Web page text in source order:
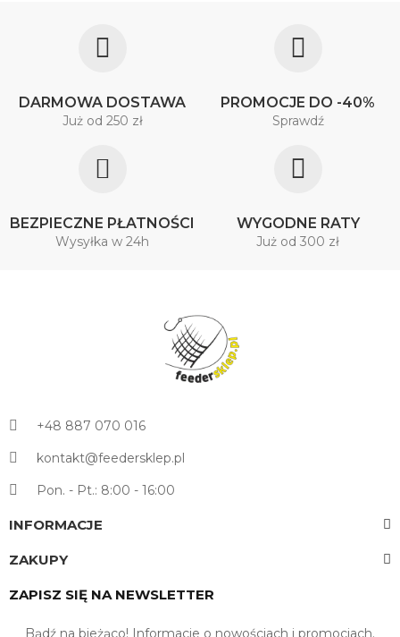
DARMOWA DOSTAWA
Już od 250 zł
PROMOCJE DO -40%
Sprawdź
BEZPIECZNE PŁATNOŚCI
Wysyłka w 24h
WYGODNE RATY
Już od 300 zł
+48 887 070 016
kontakt@feedersklep.pl
Pon. - Pt.: 8:00 - 16:00
INFORMACJE
ZAKUPY
ZAPISZ SIĘ NA NEWSLETTER
Bądź na bieżąco! Informacje o nowościach i promocjach.